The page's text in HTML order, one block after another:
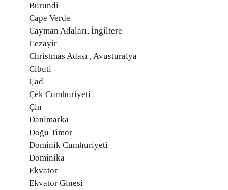
Burundi
Cape Verde
Cayman Adaları, İngiltere
Cezayir
Christmas Adası , Avusturalya
Cibuti
Çad
Çek Cumhuriyeti
Çin
Danimarka
Doğu Timor
Dominik Cumhuriyeti
Dominika
Ekvator
Ekvator Ginesi